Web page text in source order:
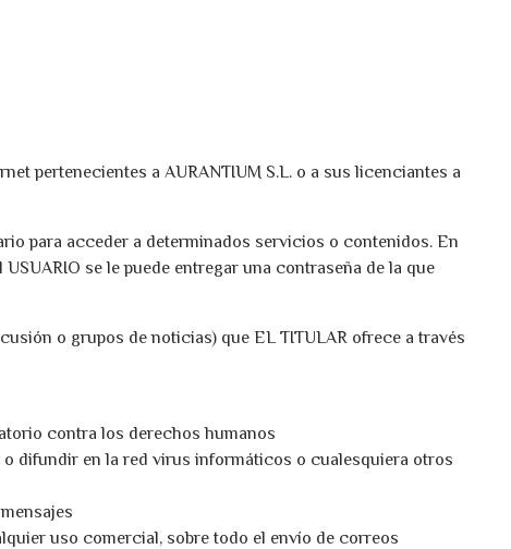
pertenecientes a AURANTIUM S.L. o a sus licenciantes a
para acceder a determinados servicios o contenidos. En
se le puede entregar una contraseña de la que
o grupos de noticias) que EL TITULAR ofrece a través
contra los derechos humanos
difundir en la red virus informáticos o cualesquiera otros
uso comercial, sobre todo el envío de correos